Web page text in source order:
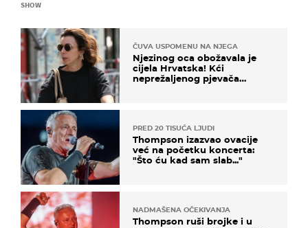
SHOW
ČUVA USPOMENU NA NJEGA
Njezinog oca obožavala je
cijela Hrvatska! Kći
neprežaljenog pjevača
PRED 20 TISUĆA LJUDI
Thompson izazvao ovacije
već na početku koncerta:
"Što ću kad sam slab..."
NADMAŠENA OČEKIVANJA
Thompson ruši brojke i u